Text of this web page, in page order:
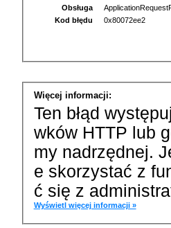
Obsługa
Kod błędu
0x80072ee2
Więcej informacji:
Ten błąd
wków HTTP lub
my nadrzędnej.
e skorzystać z
ć się z
Wyświetl więcej informacji »